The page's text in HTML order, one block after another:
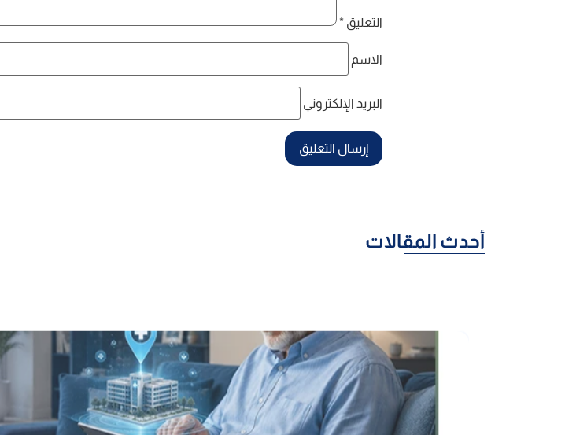
التعليق *
الاسم
البريد الإلكتروني
أحدث المقالات